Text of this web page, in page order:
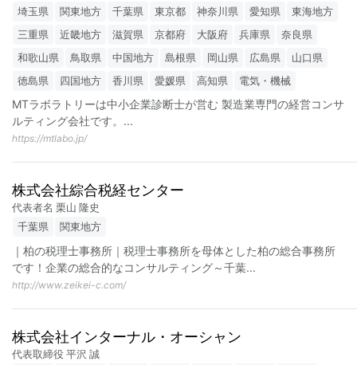
埼玉県
関東地方 千葉県 東京都 神奈川県 愛知県
東海地方
三重県
近畿地方 滋賀県 京都府 大阪府 兵庫県
奈良県
和歌山県
鳥取県 中国地方 島根県 岡山県 広島県
山口県
徳島県
四国地方 香川県 愛媛県 高知県 電気・機械
MTラボラトリーは中小企業診断士が営む 製造業専門の経営コンサ
ルティング会社です。 ...
https://mtlabo.jp/
株式会社綜合税経センター
代表者名 栗山 隆史
千葉県
関東地方
｜柏の税理士事務所｜税理士事務所を母体とした柏の総合事務所
です！企業の総合的なコンサルティング～千葉...
http://www.zeikei-c.com/
株式会社インターナル・オーシャン
代表取締役 平沢 誠